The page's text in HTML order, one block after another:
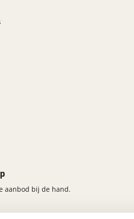
aanbod bij de hand.